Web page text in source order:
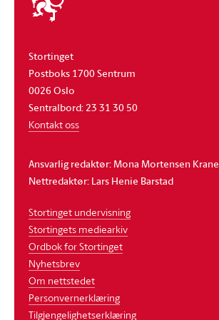
stortinget
Stortinget
Postboks 1700 Sentrum
0026 Oslo
Sentralbord: 23 31 30 50
Kontakt oss
Ansvarlig redaktør: Mona Mortensen Krane
Nettredaktør: Lars Henie Barstad
Stortinget undervisning
Stortingets mediearkiv
Ordbok for Stortinget
Nyhetsbrev
Om nettstedet
Personvernerklæring
Tilgjengelighetserklæring